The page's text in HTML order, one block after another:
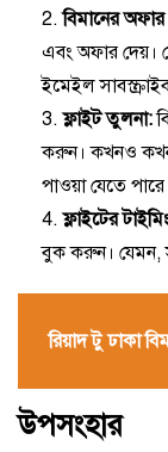
বিমানের
এবং অফার দেয়।
ইমেইল
ফ্লাইট তুলনা:
করুন। কখনও
পাওয়া যেতে
ফ্লাইটের
বুক করুন। যেমন,
রিয়াদ টু ঢাকা
উপসংহার